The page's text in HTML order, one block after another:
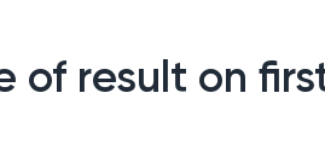
of result on